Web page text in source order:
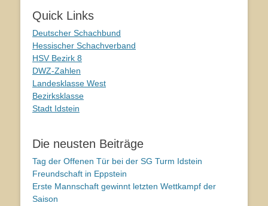
Quick Links
Deutscher Schachbund
Hessischer Schachverband
HSV Bezirk 8
DWZ-Zahlen
Landesklasse West
Bezirksklasse
Stadt Idstein
Die neusten Beiträge
Tag der Offenen Tür bei der SG Turm Idstein
Freundschaft in Eppstein
Erste Mannschaft gewinnt letzten Wettkampf der
Saison